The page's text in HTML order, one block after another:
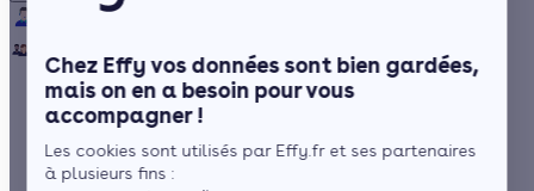
Chez Effy vos données sont bien gardées,
mais on en a besoin pour vous
accompagner !
Les cookies sont utilisés par Effy.fr et ses partenaires
à plusieurs fins :
Notre équipe
Rejoignez-nous Presse
Murs
Sols
La laine de mouton,